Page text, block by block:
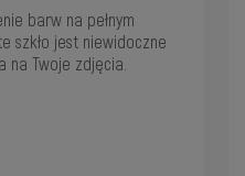
barw na pełnym
szkło jest niewidoczne
na Twoje zdjęcia.